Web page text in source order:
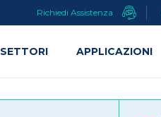
Richiedi Assistenza
SETTORI APPLICAZIONI